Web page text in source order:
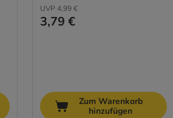
UVP 4,99 €
3,79 €
Zum Warenkorb
hinzufügen